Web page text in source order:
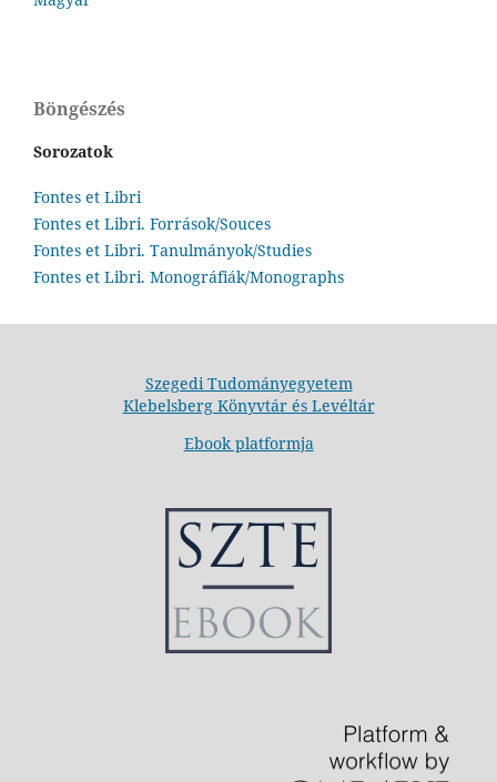
Böngészés
Sorozatok
Fontes et Libri
Fontes et Libri. Források/Souces
Fontes et Libri. Tanulmányok/Studies
Fontes et Libri. Monográfiák/Monographs
Szegedi Tudományegyetem
Klebelsberg Könyvtár és Levéltár
Ebook platformja